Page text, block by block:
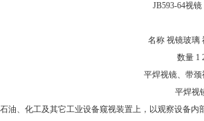
JB593-64视
名称 视镜玻璃
数量 1
平焊视镜、带
平焊视
油、化工及其它工业设备窥视装置上，以观察设备